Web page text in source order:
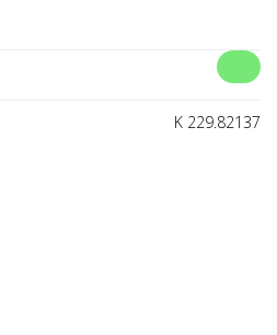
K 229.82137